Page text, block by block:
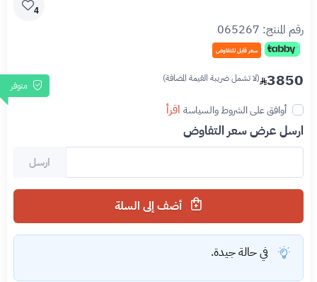
4
رقم المنتج: 065267
سعر قابل للتفاوض
متوفر 3850 (لا تشمل ضريبة القيمة المضافة)
أوافق على الشروط والسياسة اقرأ
ارسل عرض سعر التفاوض
ارسل
في حالة جيدة.